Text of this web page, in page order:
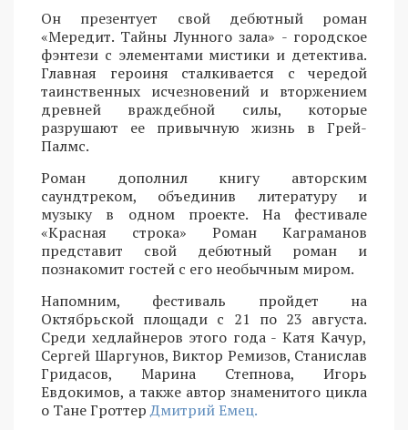
Он презентует свой дебютный роман
«Мередит. Тайны Лунного зала» - городское
фэнтези с элементами мистики и детектива.
Главная героиня сталкивается с чередой
таинственных исчезновений и вторжением
древней враждебной силы, которые
разрушают ее привычную жизнь в Грей-
Палмс.
Роман дополнил книгу авторским
саундтреком, объединив литературу и
музыку в одном проекте. На фестивале
«Красная строка» Роман Каграманов
представит свой дебютный роман и
познакомит гостей с его необычным миром.
Напомним, фестиваль пройдет на
Октябрьской площади с 21 по 23 августа.
Среди хедлайнеров этого года - Катя Качур,
Сергей Шаргунов, Виктор Ремизов, Станислав
Гридасов, Марина Степнова, Игорь
Евдокимов, а также автор знаменитого цикла
о Тане ГроттерДмитрий Емец.